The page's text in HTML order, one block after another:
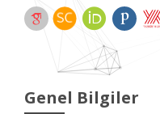
Genel Bilgiler